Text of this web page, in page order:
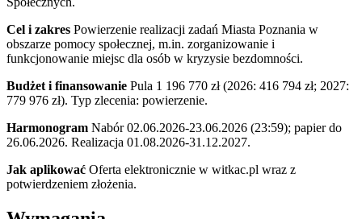
Cel i zakres Powierzenie realizacji zadań Miasta Poznania w
obszarze pomocy społecznej, m.in. zorganizowanie i
funkcjonowanie miejsc dla osób w kryzysie bezdomności.
Budżet i finansowanie Pula 1 196 770 zł (2026: 416 794 zł; 2027:
779 976 zł). Typ zlecenia: powierzenie.
Harmonogram Nabór 02.06.2026-23.06.2026 (23:59); papier do
26.06.2026. Realizacja 01.08.2026-31.12.2027.
Jak aplikować Oferta elektronicznie w witkac.pl wraz z
potwierdzeniem złożenia.